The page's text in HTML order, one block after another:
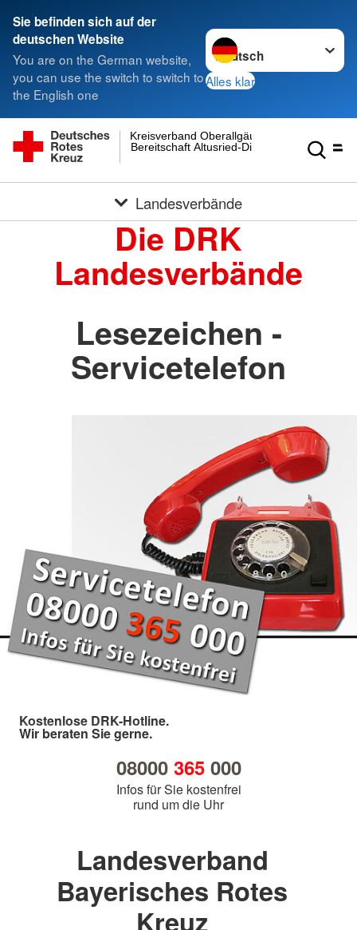
Sie befinden sich auf der
deutschen Website
You are on the German website,
you can use the switch to switch to
the English one
Sprache wechseln zu
Alles klar
Bereitschaft Altusried-Dietmannsried
Kreisverband Oberallgäu
Landesverbände
Die DRK
Landesverbände
Lesezeichen -
Servicetelefon
Kostenlose DRK-Hotline.
Wir beraten Sie gerne.
08000 365000
Infos für Sie kostenfrei
rund um die Uhr
Landesverband
Bayerisches Rotes
Kreuz